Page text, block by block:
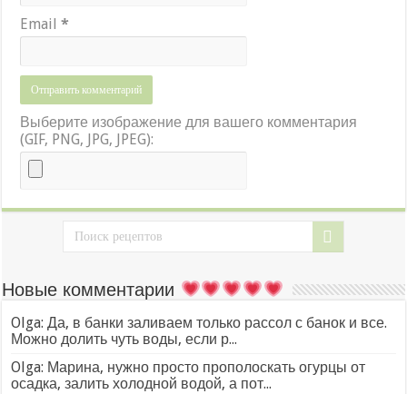
Email*
Выберите изображение для вашего комментария
(GIF, PNG, JPG, JPEG):
Новые комментарии
Olga: Да, в банки заливаем только рассол с банок и все.
Можно долить чуть воды, если р...
Olga: Марина, нужно просто прополоскать огурцы от
осадка, залить холодной водой, а пот...